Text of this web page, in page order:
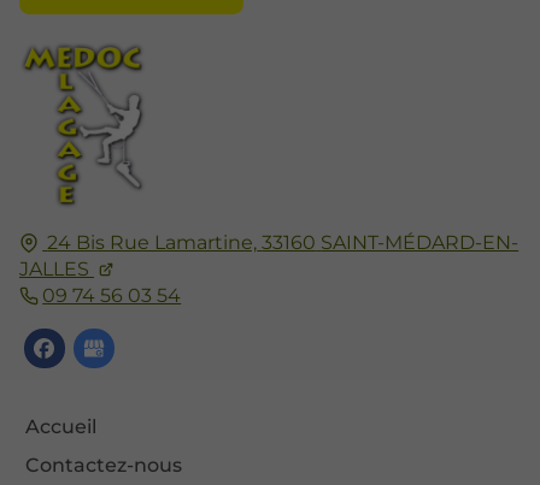
24 Bis Rue Lamartine, 33160 SAINT-MÉDARD-EN-
JALLES
09 74 56 03 54
Accueil
Contactez-nous